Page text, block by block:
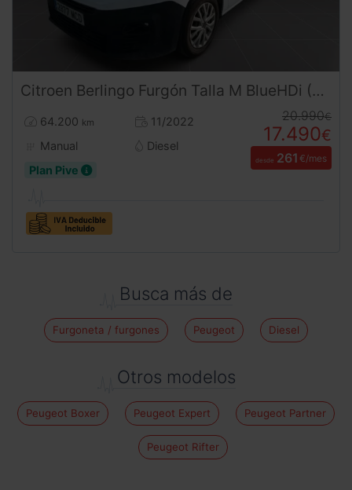
Citroen Berlingo Furgón Talla M BlueHDi (2022) | Eficiencia y Agilidad Urbana | Desde 260 € al mes
64.200 km
11/2022
Manual
Diesel
Plan Pive
20.990€
17.490€
desde 261 €/mes
Busca más de
Furgoneta / furgones Peugeot Diesel
Otros modelos
Peugeot Boxer Peugeot Expert Peugeot Partner
Peugeot Rifter